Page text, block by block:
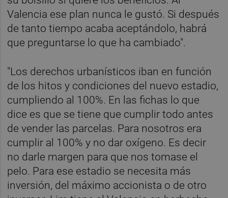
Valencia ese plan nunca le gustó. Si después
de tanto tiempo acaba aceptándolo, habrá
que preguntarse lo que ha cambiado".
"Los derechos urbanísticos iban en función
de los hitos y condiciones del nuevo estadio,
cumpliendo al 100%. En las fichas lo que
dice es que se tiene que cumplir todo antes
de vender las parcelas. Para nosotros era
cumplir al 100% y no dar oxígeno. Es decir
no darle margen para que nos tomase el
pelo. Para ese estadio se necesita más
inversión, del máximo accionista o de otro